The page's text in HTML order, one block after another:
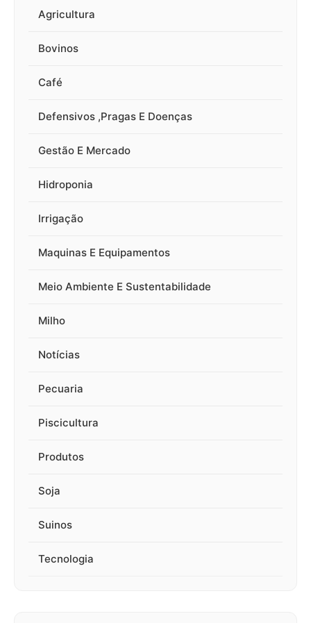
Agricultura
Bovinos
Café
Defensivos ,Pragas E Doenças
Gestão E Mercado
Hidroponia
Irrigação
Maquinas E Equipamentos
Meio Ambiente E Sustentabilidade
Milho
Notícias
Pecuaria
Piscicultura
Produtos
Soja
Suinos
Tecnologia